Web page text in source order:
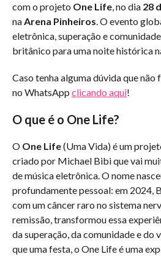
com o projeto One Life, no dia 28
naArena Pinheiros. O evento
eletrônica, superação e
britânico para uma noite histórica
Caso tenha alguma dúvida que não
no WhatsApp clicando aqui!
O que é o One Life?
O One Life(Uma Vida) é um
criado por Michael Bibi que vai
de música eletrônica. O nome
profundamente pessoal: em 2024,
com um câncer raro no sistema
remissão, transformou essa
da superação, da comunidade e do
que uma festa, o One Life é uma